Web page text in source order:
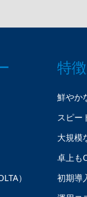
）
特
鮮やか
スピー
大規模
卓上も
初期導